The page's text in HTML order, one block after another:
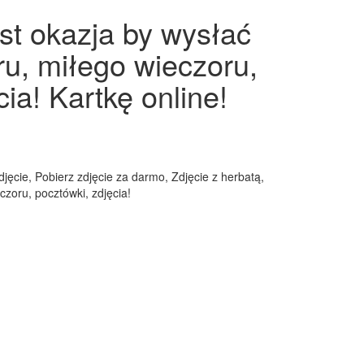
okazja by wysłać
miłego wieczoru,
Kartkę online!
Pobierz zdjęcie za darmo, Zdjęcie z herbatą,
pocztówki, zdjęcia!